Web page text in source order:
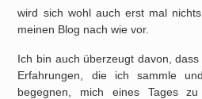
wird sich wohl auch erst mal
meinen Blog nach wie vor.
Ich bin auch überzeugt davon,
Erfahrungen, die ich sammle
begegnen, mich eines Tages